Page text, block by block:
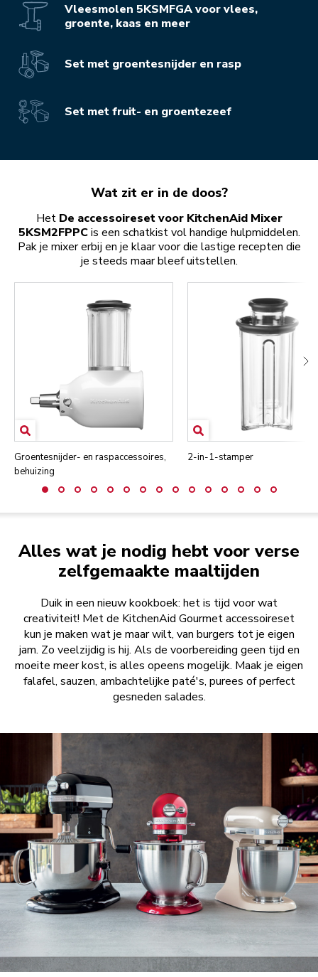
Vleesmolen 5KSMFGA voor vlees,
groente, kaas en meer
Set met groentesnijder en rasp
Set met fruit- en groentezeef
Wat zit er in de doos?
Het De accessoireset voor KitchenAid Mixer
5KSM2FPPCis een schatkist vol handige hulpmiddelen.
Pak je mixer erbij en je klaar voor die lastige recepten die
je steeds maar bleef uitstellen.
Groentesnijder- en raspaccessoires,
behuizing
2-in-1-stamper
Alles wat je nodig hebt voor verse
zelfgemaakte maaltijden
Duik in een nieuw kookboek: het is tijd voor wat
creativiteit! Met de KitchenAid Gourmet accessoireset
kun je maken wat je maar wilt, van burgers tot je eigen
jam. Zo veelzijdig is hij. Als de voorbereiding geen tijd en
moeite meer kost, is alles opeens mogelijk. Maak je eigen
falafel, sauzen, ambachtelijke paté's, purees of perfect
gesneden salades.